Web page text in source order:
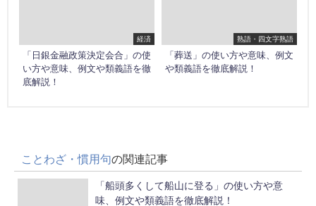
経済
「日銀金融政策決定会合」の使
い方や意味、例文や類義語を徹
底解説！
熟語・四文字熟語
「葬送」の使い方や意味、例文
や類義語を徹底解説！
ことわざ・慣用句の関連記事
「船頭多くして船山に登る」の使い方や意
味、例文や類義語を徹底解説！